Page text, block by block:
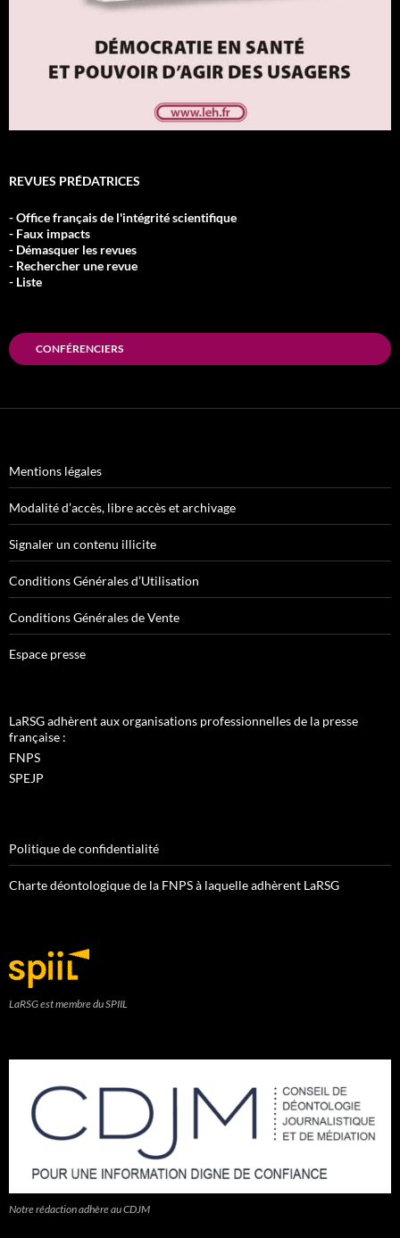
REVUES PRÉDATRICES
- Office français de l'intégrité scientifique
- Faux impacts
- Démasquer les revues
- Rechercher une revue
- Liste
CONFÉRENCIERS
Mentions légales
Modalité d’accès, libre accès et archivage
Signaler un contenu illicite
Conditions Générales d’Utilisation
Conditions Générales de Vente
Espace presse
LaRSG adhèrent aux organisations professionnelles de la presse
française :
FNPS
SPEJP
Politique de confidentialité
Charte déontologique de la FNPS à laquelle adhèrent LaRSG
LaRSG est membre du SPIIL
Notre rédaction adhère au CDJM